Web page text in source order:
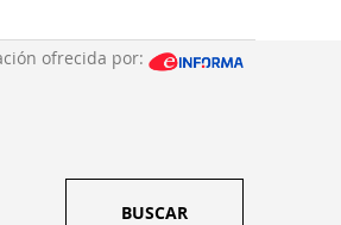
ofrecida por:
BUSCAR